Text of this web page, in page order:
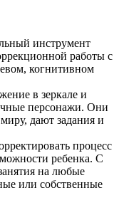
инструмент
работы с
когнитивном
в зеркале и
персонажи. Они
дают задания и
процесс
ребенка. С
на любые
или собственные